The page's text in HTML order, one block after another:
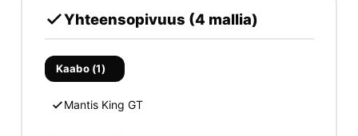
Yhteensopivuus (4 mallia)
Kaabo (1)
Mantis King GT